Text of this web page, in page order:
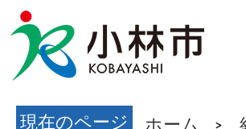
現在のページ ホーム